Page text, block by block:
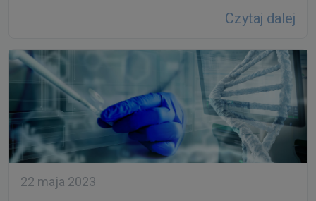
Czytaj dalej
22 maja 2023